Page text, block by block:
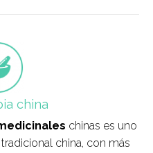
china
chinas es uno
china, con más